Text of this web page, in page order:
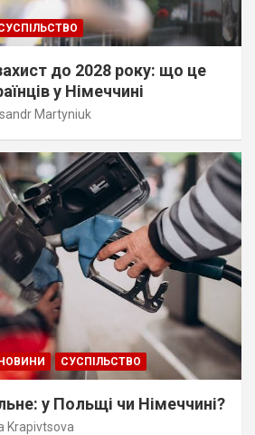
до 2028 року: що це
у Німеччині
Martyniuk
СУСПІЛЬСТВО
у Польщі чи Німеччині?
Krapivtsova